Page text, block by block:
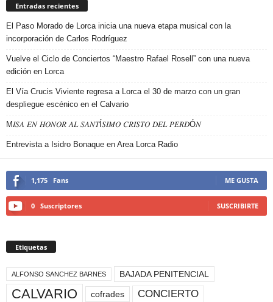
Entradas recientes
El Paso Morado de Lorca inicia una nueva etapa musical con la
incorporación de Carlos Rodríguez
Vuelve el Ciclo de Conciertos “Maestro Rafael Rosell” con una nueva
edición en Lorca
El Vía Crucis Viviente regresa a Lorca el 30 de marzo con un gran
despliegue escénico en el Calvario
M𝐼𝑆𝐴 𝐸𝑁 𝐻𝑂𝑁𝑂𝑅 𝐴𝐿 𝑆𝐴𝑁𝑇Í𝑆𝐼𝑀𝑂 𝐶𝑅𝐼𝑆𝑇𝑂 𝐷𝐸𝐿 𝑃𝐸𝑅𝐷Ó𝑁
Entrevista a Isidro Bonaque en Area Lorca Radio
1,175 Fans ME GUSTA
0 Suscriptores SUSCRIBIRTE
Etiquetas
ALFONSO SANCHEZ BARNES BAJADA PENITENCIAL
CALVARIO cofrades CONCIERTO